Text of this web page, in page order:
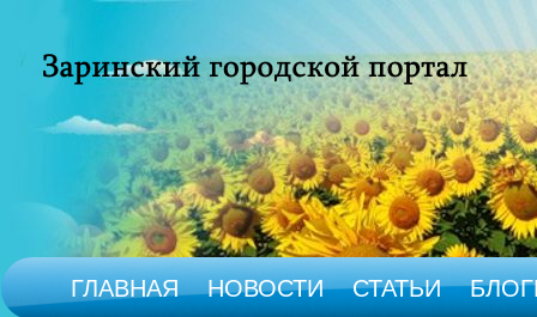
ГЛАВНАЯ НОВОСТИ СТАТЬИ